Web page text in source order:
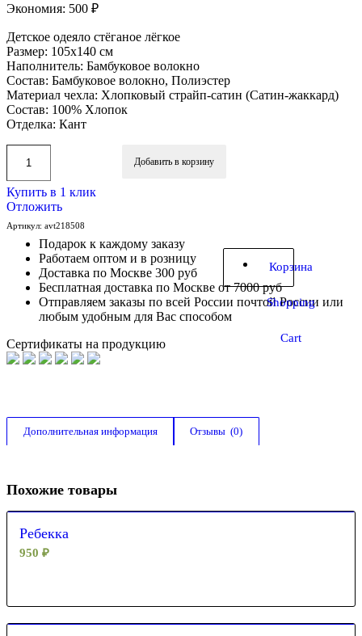
Корзина
Shopping
Cart
Экономия: 500 ₽
Детское одеяло стёганое лёгкое
Размер: 105х140 см
Наполнитель: Бамбуковое волокно
Состав: Бамбуковое волокно, Полиэстер
Материал чехла: Хлопковый страйп-сатин (Сатин-жаккард)
Состав: 100% Хлопок
Отделка: Кант
Добавить в корзину
Купить в 1 клик
Отложить
Артикул: avt218508
Подарок к каждому заказу
Работаем оптом и в розницу
Доставка по Москве 300 руб
Бесплатная доставка по Москве от 7000 руб
Отправляем заказы по всей России почтой России или
любым удобным для Вас способом
Сертификаты на продукцию
Дополнительная информация Отзывы  (0)
Похожие товары
Ребекка
950 ₽